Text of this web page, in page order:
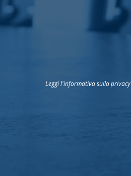
Leggi l'informativa sulla privacy